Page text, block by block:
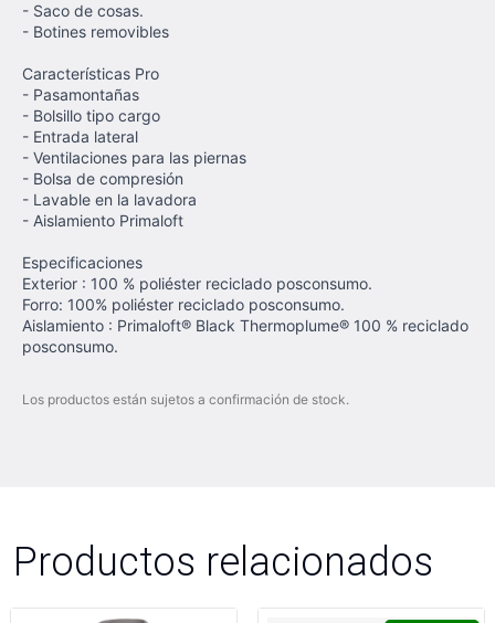
- Saco de cosas.
- Botines removibles
Características Pro
- Pasamontañas
- Bolsillo tipo cargo
- Entrada lateral
- Ventilaciones para las piernas
- Bolsa de compresión
- Lavable en la lavadora
- Aislamiento Primaloft
Especificaciones
Exterior : 100 % poliéster reciclado posconsumo.
Forro: 100% poliéster reciclado posconsumo.
Aislamiento : Primaloft® Black Thermoplume® 100 % reciclado
posconsumo.
Los productos están sujetos a confirmación de stock.
Productos relacionados